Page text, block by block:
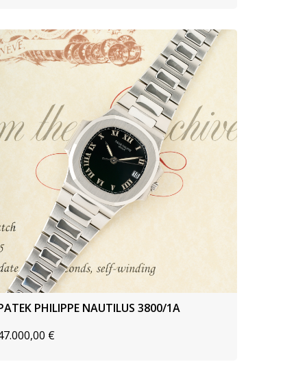
PHILIPPE NAUTILUS 3800/1A
€